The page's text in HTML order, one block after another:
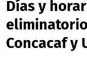
Días y
Concacaf y